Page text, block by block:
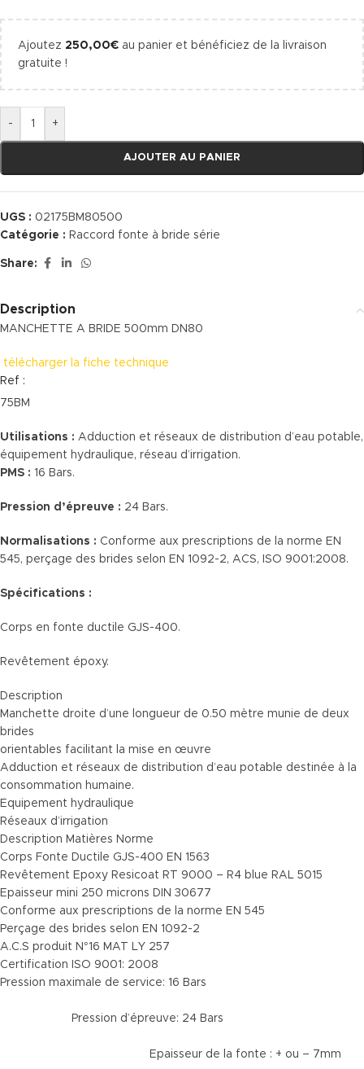
Ajoutez 250,00€ au panier et bénéficiez de la livraison
gratuite !
- +
AJOUTER AU PANIER
UGS : 02175BM80500
Catégorie : Raccord fonte à bride série
Share:
Description
MANCHETTE A BRIDE 500mm DN80
télécharger la fiche technique
Ref :
75BM
Utilisations : Adduction et réseaux de distribution d’eau potable,
équipement hydraulique, réseau d’irrigation.
PMS : 16 Bars.
Pression d’épreuve : 24 Bars.
Normalisations : Conforme aux prescriptions de la norme EN
545, perçage des brides selon EN 1092-2, ACS, ISO 9001:2008.
Spécifications :
Corps en fonte ductile GJS-400.
Revêtement époxy.
Description
Manchette droite d’une longueur de 0.50 mètre munie de deux
brides
orientables facilitant la mise en œuvre
Adduction et réseaux de distribution d’eau potable destinée à la
consommation humaine.
Equipement hydraulique
Réseaux d’irrigation
Description Matières Norme
Corps Fonte Ductile GJS-400 EN 1563
Revêtement Epoxy Resicoat RT 9000 – R4 blue RAL 5015
Epaisseur mini 250 microns DIN 30677
Conforme aux prescriptions de la norme EN 545
Perçage des brides selon EN 1092-2
A.C.S produit N°16 MAT LY 257
Certification ISO 9001: 2008
Pression maximale de service: 16 Bars
Pression d’épreuve: 24 Bars
Epaisseur de la fonte : + ou – 7mm